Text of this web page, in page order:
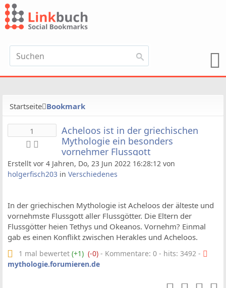
Startseite Bookmark
1
Acheloos ist in der griechischen
Mythologie ein besonders
vornehmer Flussgott
Erstellt vor 4 Jahren, Do, 23 Jun 2022 16:28:12 von
holgerfisch203 in Verschiedenes
In der griechischen Mythologie ist Acheloos der älteste und
vornehmste Flussgott aller Flussgötter. Die Eltern der
Flussgötter heien Tethys und Okeanos. Vornehm? Einmal
gab es einen Konflikt zwischen Herakles und Acheloos.
1 mal bewertet (+1) (-0) - Kommentare: 0 - hits: 3492 -
mythologie.forumieren.de